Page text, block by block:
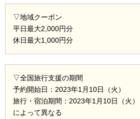
▽地域クーポン
平日最大2,000円分
休日最大1,000円分
▽全国旅行支援の期間
予約開始日：2023年1月10日（火）
旅行・宿泊期間：2023年1月10日（火
によって異なる